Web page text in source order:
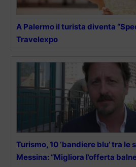
A Palermo il turista diventa
Travelexpo
Turismo, 10 ‘bandiere blu’ tra le
Messina: “Migliora l’offerta